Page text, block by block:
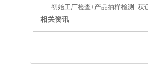
初始工厂检查+产品抽样检测+获
相关资讯